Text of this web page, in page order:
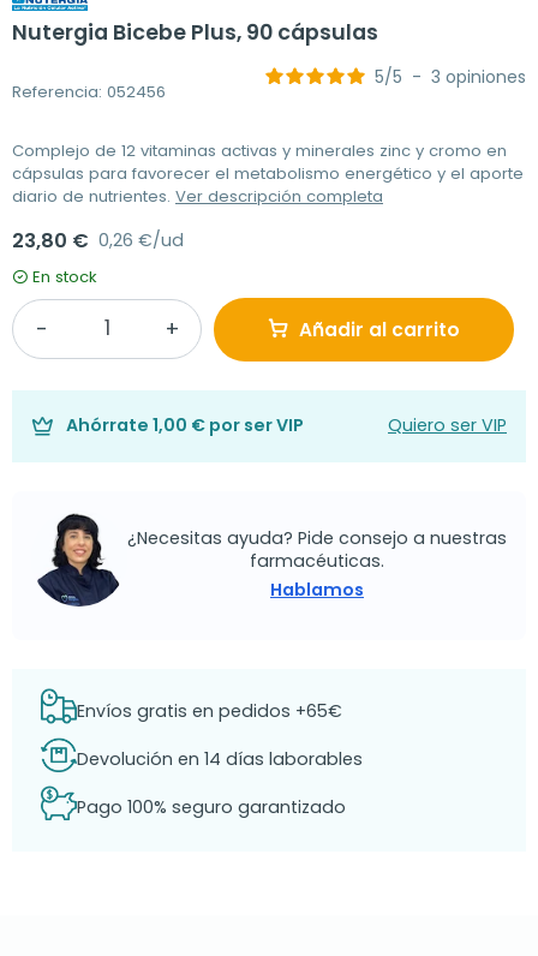
Nutergia Bicebe Plus, 90 cápsulas
Referencia: 052456
5/5 - 3 opiniones
Complejo de 12 vitaminas activas y minerales zinc y cromo en
cápsulas para favorecer el metabolismo energético y el aporte
diario de nutrientes. Ver descripción completa
23,80 € 0,26 €/ud
En stock
Añadir al carrito
Ahórrate 1,00 € por ser VIP Quiero ser VIP
¿Necesitas ayuda? Pide consejo a nuestras
farmacéuticas.
Hablamos
Envíos gratis en pedidos +65€
Devolución en 14 días laborables
Pago 100% seguro garantizado